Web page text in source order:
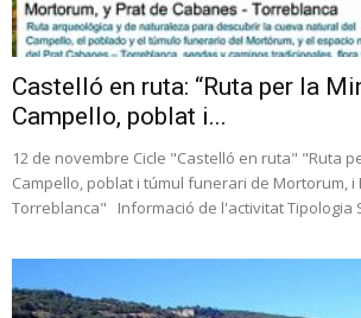
Castelló en ruta: “Ruta per la
Campello, poblat i...
12 de novembre Cicle "Castelló en ruta" "Ruta
Campello, poblat i túmul funerari de Mortorum, i
Torreblanca" Informació de l'activitat Tipologia